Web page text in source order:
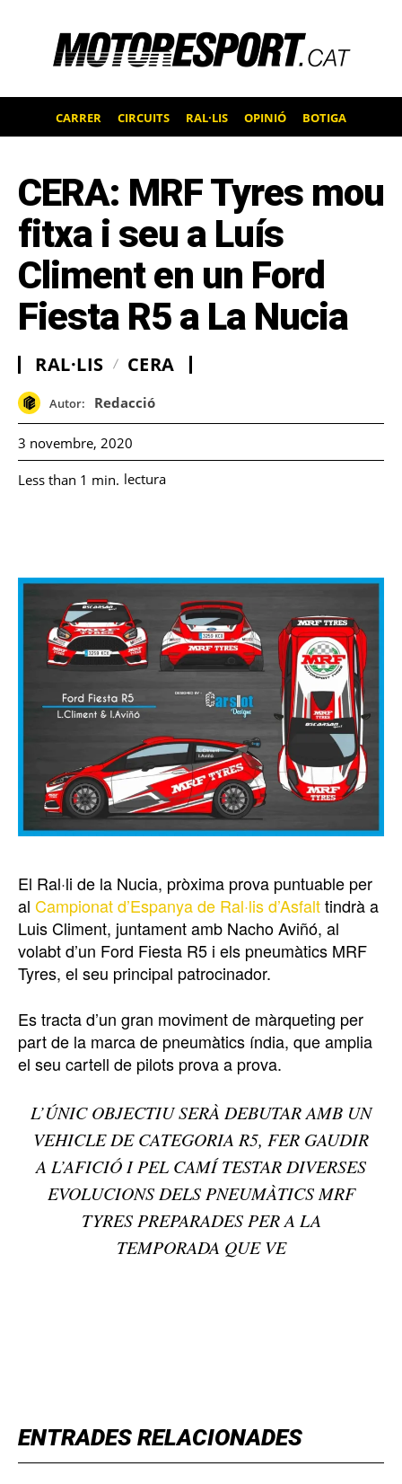
CARRER CIRCUITS RAL·LIS OPINIÓ BOTIGA
ENTRADES RELACIONADES
CERA: MRF Tyres mou
fitxa i seu a Luís
Climent en un Ford
Fiesta R5 a La Nucia
RAL·LIS CERA
Autor: Redacció
3 novembre, 2020
Less than 1 min. lectura
El Ral·li de la Nucia, pròxima prova puntuable per
al Campionat d’Espanya de Ral·lis d’Asfalttindrà a
Luis Climent, juntament amb Nacho Aviñó, al
volabt d’un Ford Fiesta R5 i els pneumàtics MRF
Tyres, el seu principal patrocinador.
Es tracta d’un gran moviment de màrqueting per
part de la marca de pneumàtics índia, que amplia
el seu cartell de pilots prova a prova.
L’ÚNIC OBJECTIU SERÀ DEBUTAR AMB UN
VEHICLE DE CATEGORIA R5, FER GAUDIR
A L’AFICIÓ I PEL CAMÍ TESTAR DIVERSES
EVOLUCIONS DELS PNEUMÀTICS MRF
TYRES PREPARADES PER A LA
TEMPORADA QUE VE